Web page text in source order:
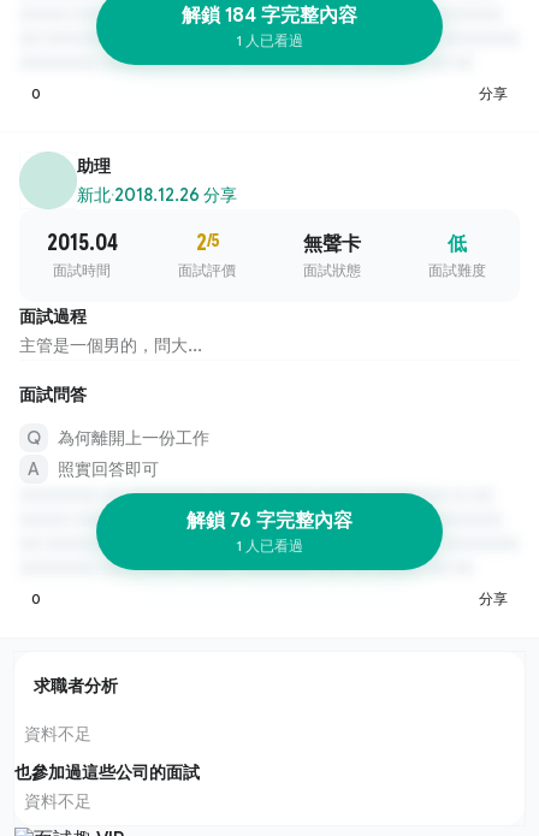
解鎖 184 字完整內容
1 人已看過
0 分享
助理
新北·2018.12.26 分享
2015.04
面試時間
2/5
面試評價
無聲卡
面試狀態
低
面試難度
面試過程
主管是一個男的，問大...
面試問答
為何離開上一份工作
照實回答即可
解鎖 76 字完整內容
1 人已看過
0 分享
求職者分析
資料不足
也參加過這些公司的面試
資料不足